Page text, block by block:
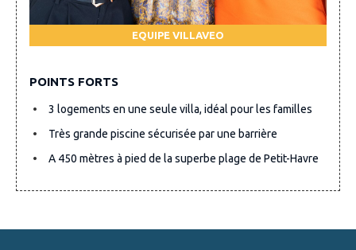
EQUIPE VILLAVEO
POINTS FORTS
3 logements en une seule villa, idéal pour les familles
Très grande piscine sécurisée par une barrière
A 450 mètres à pied de la superbe plage de Petit-Havre